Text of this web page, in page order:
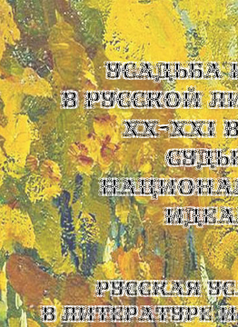
УСАДЬБА
В РУССКОЙ
XX-XXI
Русская
в литературе